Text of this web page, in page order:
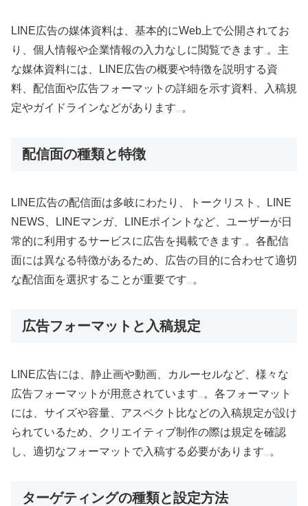
LINE広告の媒体資料は、基本的にWeb上で公開されてお
り、個人情報や企業情報の入力なしに閲覧できます 。主
な媒体資料には、LINE広告の概要や特徴を説明する資
料、配信面や広告フォーマットの詳細を示す資料、入稿規
定やガイドラインなどがあります
。
配信面の種類と特徴
LINE広告の配信面は多岐にわたり、トークリスト、LINE
NEWS、LINEマンガ、LINEポイントなど、ユーザーが日
常的に利用するサービスに広告を掲載できます 。各配信
面には異なる特徴があるため、広告の目的に合わせて適切
な配信面を選択することが重要です
。
広告フォーマットと入稿規定
LINE広告には、静止画や動画、カルーセルなど、様々な
広告フォーマットが用意されています
。各フォーマット
には、サイズや容量、アスペクト比などの入稿規定が設け
られているため、クリエイティブ制作の際は規定を確認
し、適切なフォーマットで入稿する必要があります
。
ターゲティングの種類と設定方法